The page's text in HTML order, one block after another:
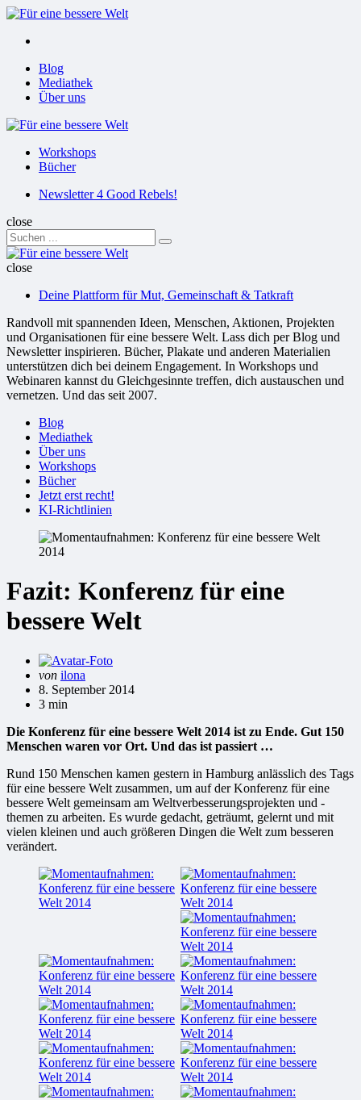
Menu
Menu
Blog
Mediathek
Über uns
Für
Workshops
Bücher
SuchenNewsletter 4 Good Rebels!
close
Search
for:
Suchen
Für
Welt
close
Deine Plattform für Mut, Gemeinschaft & Tatkraft
Randvoll mit spannenden Ideen, Menschen, Aktionen, Projekten
und Organisationen für eine bessere Welt. Lass dich per Blog und
Newsletter inspirieren. Bücher, Plakate und anderen Materialien
unterstützen dich bei deinem Engagement. In Workshops und
Webinaren kannst du Gleichgesinnte treffen, dich austauschen und
vernetzen. Und das seit 2007.
Blog
Mediathek
Über uns
Workshops
Bücher
Jetzt erst recht!
KI-Richtlinien
Fazit: Konferenz für eine
bessere Welt
Gepostet
von
von ilona
8. September 2014
3 min
Die Konferenz für eine bessere Welt 2014 ist zu Ende. Gut 150
Menschen waren vor Ort. Und das ist passiert …
Rund 150 Menschen kamen gestern in Hamburg anlässlich des Tags
für eine bessere Welt zusammen, um auf der Konferenz für eine
bessere Welt gemeinsam am Weltverbesserungsprojekten und -
themen zu arbeiten. Es wurde gedacht, geträumt, gelernt und mit
vielen kleinen und auch größeren Dingen die Welt zum besseren
verändert.